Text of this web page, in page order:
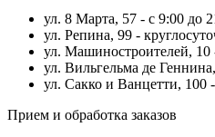
ул. 8 Марта, 57 - с 9:00 до
ул. Репина, 99 -
ул. Машиностроителей, 10
ул. Вильгельма де
ул. Сакко и Ванцетти, 100 -
Прием и обработка заказов